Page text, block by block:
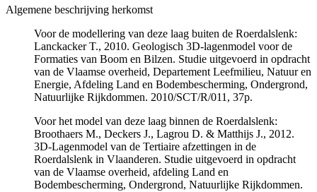
Algemene beschrijving herkomst
Voor de modellering van deze laag buiten de Roerdalslenk:
Lanckacker T., 2010. Geologisch 3D-lagenmodel voor de
Formaties van Boom en Bilzen. Studie uitgevoerd in opdracht
van de Vlaamse overheid, Departement Leefmilieu, Natuur en
Energie, Afdeling Land en Bodembescherming, Ondergrond,
Natuurlijke Rijkdommen. 2010/SCT/R/011, 37p.
Voor het model van deze laag binnen de Roerdalslenk:
Broothaers M., Deckers J., Lagrou D. & Matthijs J., 2012.
3D‐Lagenmodel van de Tertiaire afzettingen in de
Roerdalslenk in Vlaanderen. Studie uitgevoerd in opdracht
van de Vlaamse overheid, afdeling Land en
Bodembescherming, Ondergrond, Natuurlijke Rijkdommen.